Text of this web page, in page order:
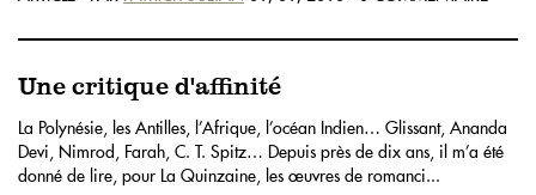
Une critique d'affinité
La Polynésie, les Antilles, l’Afrique, l’océan Indien… Glissant, Ananda
Devi, Nimrod, Farah, C. T. Spitz… Depuis près de dix ans, il m’a été
donné de lire, pour La Quinzaine, les œuvres de romanci...